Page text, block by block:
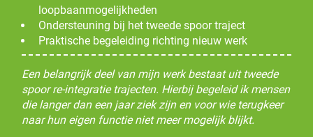
loopbaanmogelijkheden
Ondersteuning bij het tweede spoor traject
Praktische begeleiding richting nieuw werk
Een belangrijk deel van mijn werk bestaat uit tweede
spoor re-integratie trajecten. Hierbij begeleid ik mensen
die langer dan een jaar ziek zijn en voor wie terugkeer
naar hun eigen functie niet meer mogelijk blijkt.